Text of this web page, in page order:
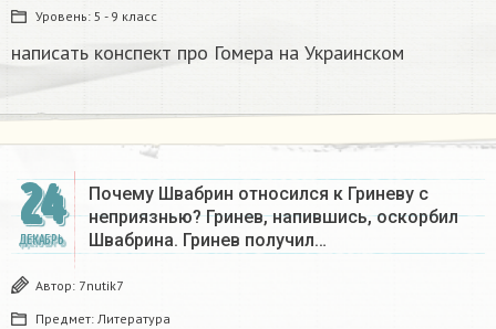
Уровень: 5 - 9 класс
написать конспект про Гомера на Украинском​
24
ДЕКАБРЬ
Почему Швабрин относился к Гриневу с
неприязнью? Гринев, напившись, оскорбил
Швабрина. Гринев получил…
Автор: 7nutik7
Предмет: Литература